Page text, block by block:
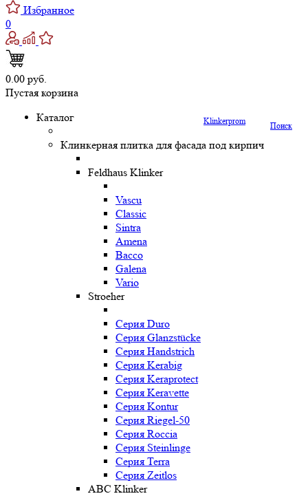
Избранное
0
0.00 руб.
Пустая корзина
Поиск
Klinkerprom
Каталог
Клинкерная плитка для фасада под кирпич
Feldhaus Klinker
Vascu
Classic
Sintra
Amena
Bacco
Galena
Vario
Stroeher
Серия Duro
Серия Glanzstücke
Серия Handstrich
Серия Kerabig
Серия Keraprotect
Серия Keravette
Серия Kontur
Серия Riegel-50
Серия Roccia
Серия Steinlinge
Серия Terra
Серия Zeitlos
ABC Klinker